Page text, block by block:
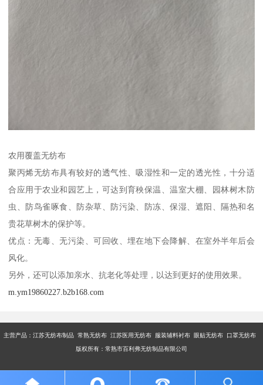
农用覆盖无纺布
聚丙烯无纺布具有较好的透气性、吸湿性和一定的透光性，十分适
合应用于农业和园艺上，可达到育秧保温、温室大棚、园林树木防
虫、防鸟雀啄食、防杂草、防污染、防冻、保湿、遮阳、隔热和名
贵花草树木的保护等。
优点：无毒、无污染、可回收、埋在地下会降解、在室外半年后会
风化。
另外，还可以添加亲水、抗老化等处理，以达到更好的使用效果。
m.ym19860227.b2b168.com
主营产品：江苏无纺布制品 常熟无纺布 江苏医用无纺布 服装辅料衬布 眼贴无纺布 口罩无纺布
版权所有：常熟市百利弗无纺制品有限公司